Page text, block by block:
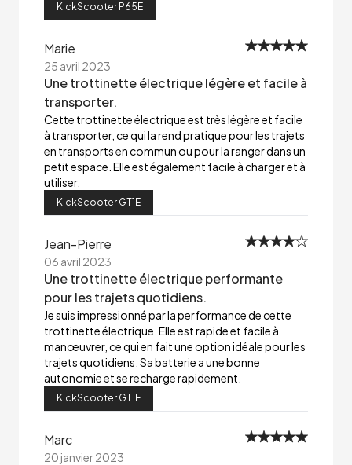
KickScooter P65E
Marie
25 avril 2023
Une trottinette électrique légère et facile à
transporter.
Cette trottinette électrique est très légère et facile
à transporter, ce qui la rend pratique pour les trajets
en transports en commun ou pour la ranger dans un
petit espace. Elle est également facile à charger et à
utiliser.
KickScooter GT1E
Jean-Pierre
06 avril 2023
Une trottinette électrique performante
pour les trajets quotidiens.
Je suis impressionné par la performance de cette
trottinette électrique. Elle est rapide et facile à
manœuvrer, ce qui en fait une option idéale pour les
trajets quotidiens. Sa batterie a une bonne
autonomie et se recharge rapidement.
KickScooter GT1E
Marc
20 janvier 2023